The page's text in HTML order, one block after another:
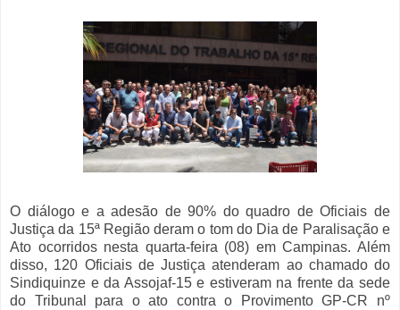
O diálogo e a adesão de 90% do quadro de Oficiais de
Justiça da 15ª Região deram o tom do Dia de Paralisação e
Ato ocorridos nesta quarta-feira (08) em Campinas. Além
disso, 120 Oficiais de Justiça atenderam ao chamado do
Sindiquinze e da Assojaf-15 e estiveram na frente da sede
do Tribunal para o ato contra o Provimento GP-CR nº